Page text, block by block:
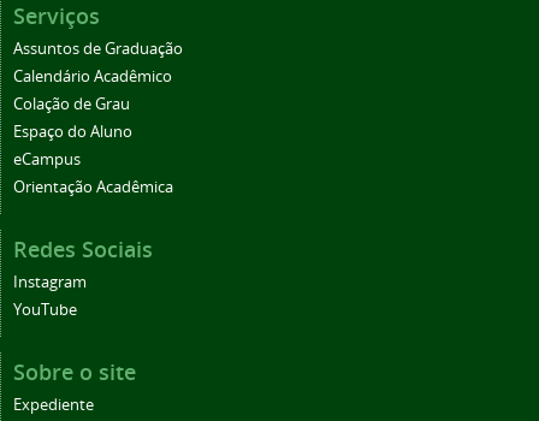
Serviços
Assuntos de Graduação
Calendário Acadêmico
Colação de Grau
Espaço do Aluno
eCampus
Orientação Acadêmica
Redes Sociais
Instagram
YouTube
Sobre o site
Expediente